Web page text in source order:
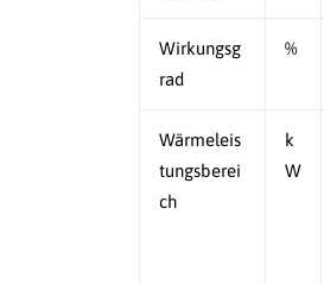
Wirkungsg
rad
%
Wärmeleis
tungsberei
ch
k
W